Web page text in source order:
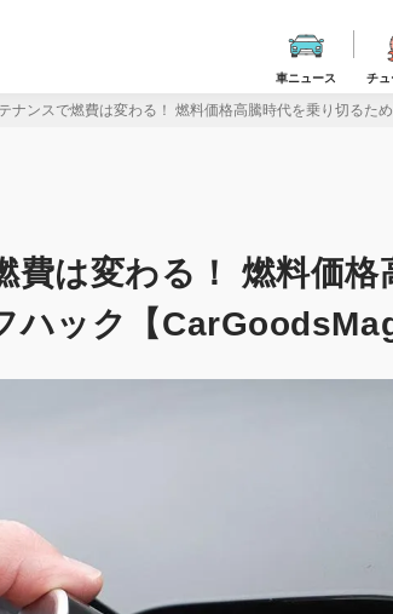
車ニュース チュ
ナンスで燃費は変わる！ 燃料価格高騰時代を乗り切るた
は変わる！ 燃料価格
ハック【